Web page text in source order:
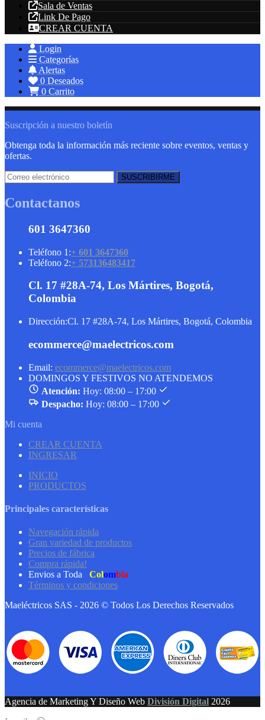
Sala de Ventas
Link De Pago
CREAR CUENTA
Login
Categorías
Alertas
0 Deseados
0 Carrito
Suscripción a nuestro boletín
Obtenga toda la información más reciente sobre eventos, ventas y
ofertas.
Contactanos
601 3647360
Teléfono 1:+ 601 3647360
Teléfono 2:+ 573136483417
Cl. 17 #28A-74, Los Mártires, Bogotá,
Colombia
Dirección:Cl. 17 #28A-74, Los Mártires, Bogotá, Colombia
ecommerce@maelectricos.com
Email: ecommerce@maelectricos.com
DOMINGOS Y FESTIVOS NO ATENDEMOS
Atención: Hoy: 08:00 – 17:00
Despacho: Hoy: 08:00 – 17:00
Mi cuenta
CREAR CUENTA
INGRESAR
INICIO
PRODUCTOS
Principales características
Navegación rápida
Gran variedad de productos
Precios de fábrica
Compra rápida!
Envios a Toda
Colombia
Términos y condiciones
Maeléctricos SAS - 2026 © Todos Los Derechos Reservados
Agencia de Marketing Y Diseño Web División Digital 2026